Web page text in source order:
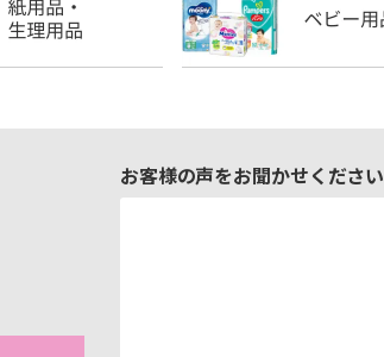
お客様の声をお聞かせください